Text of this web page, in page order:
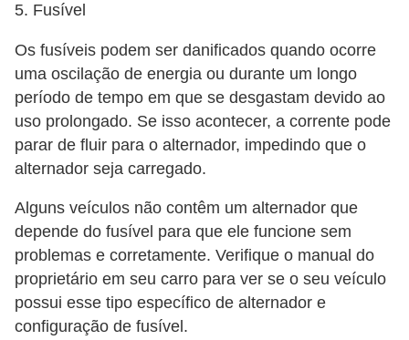
5. Fusível
Os fusíveis podem ser danificados quando ocorre
uma oscilação de energia ou durante um longo
período de tempo em que se desgastam devido ao
uso prolongado. Se isso acontecer, a corrente pode
parar de fluir para o alternador, impedindo que o
alternador seja carregado.
Alguns veículos não contêm um alternador que
depende do fusível para que ele funcione sem
problemas e corretamente. Verifique o manual do
proprietário em seu carro para ver se o seu veículo
possui esse tipo específico de alternador e
configuração de fusível.